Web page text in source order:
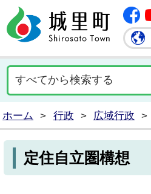
ホーム > 行政 > 広域行政 >
定住自立圏構想